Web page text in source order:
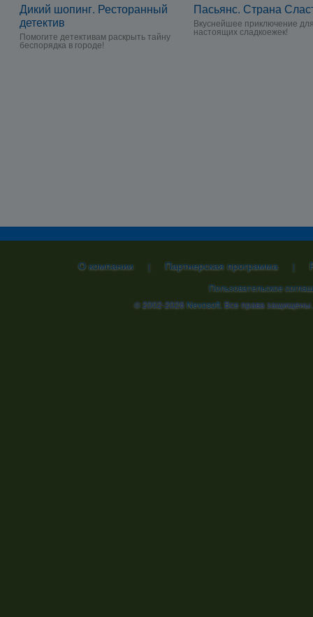
Дикий шопинг. Ресторанный
детектив
Помогите детективам раскрыть тайну
беспорядка в городе!
Пасьянс. Страна
Вкуснейшее приключение
настоящих сладкоежек!
О компании | Партнерская программа |
Пользовательское
© 2002-2026Nevosoft. Все права защищены